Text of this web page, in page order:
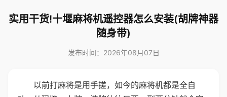
实用干货!十堰麻将机遥控器怎么安装(胡牌神器
随身带)
发布时间：2026年08月07日
以前打麻将是用手搓，如今的麻将机都是全自